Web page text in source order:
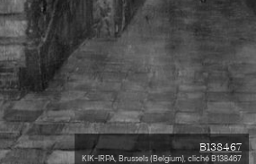
B138467
KIK-IRPA, Brussels (Belgium), cliché B138467